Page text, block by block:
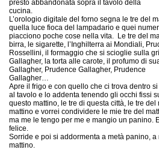
presto abbandonata sopra il tavolo della
cucina.
L’orologio digitale del forno segna le tre del
quella luce fioca del lampadario e quei
piacciono poche cose nella vita. Le tre del
birra, le sigarette, l’Inghilterra ai Mondiali,
Rossellini, il formaggio che si scioglie sulla
Gallagher, la torta alle carote, il profumo di
Gallagher, Prudence Gallagher, Prudence
Gallagher…
Apre il frigo e con quello che ci trova dentro
al tavolo e lo addenta tenendo gli occhi fissi
questo mattino, le tre di questa città, le tre
mattino e vorrei condividere le mie tre del
ma me le tengo per me e mangio un panino.
felice.
Sorride e poi si addormenta a metà panino, a